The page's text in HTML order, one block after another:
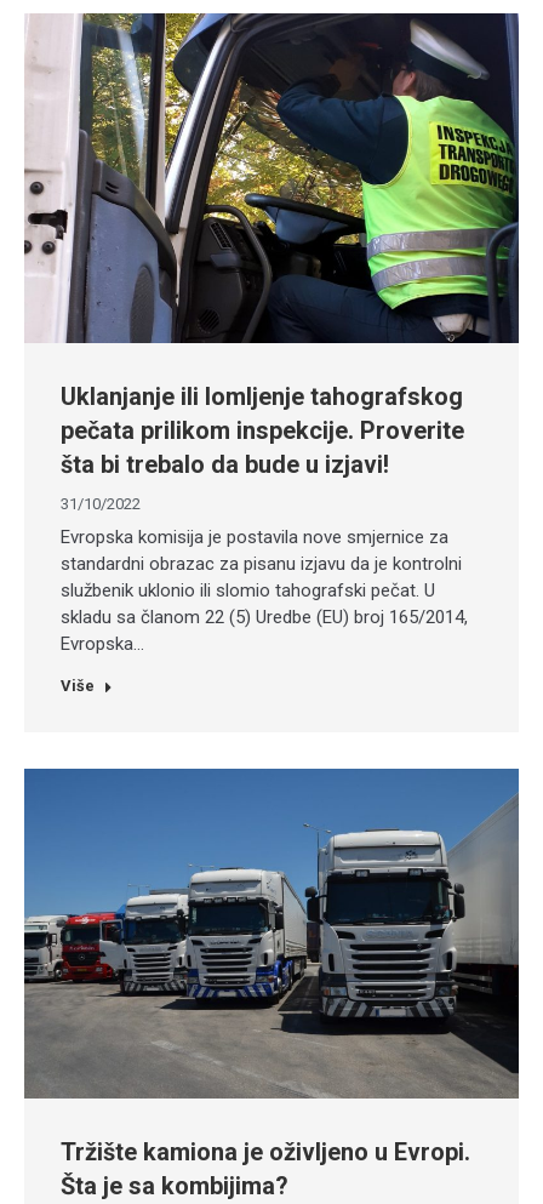
Uklanjanje ili lomljenje tahografskog
pečata prilikom inspekcije. Proverite
šta bi trebalo da bude u izjavi!
31/10/2022
Evropska komisija je postavila nove smjernice za
standardni obrazac za pisanu izjavu da je kontrolni
službenik uklonio ili slomio tahografski pečat. U
skladu sa članom 22 (5) Uredbe (EU) broj 165/2014,
Evropska…
Više
Tržište kamiona je oživljeno u Evropi.
Šta je sa kombijima?